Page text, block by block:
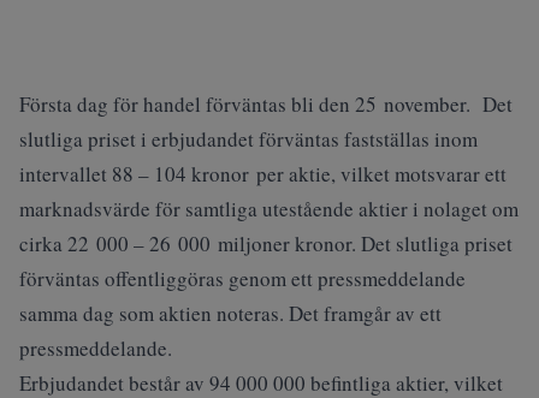
Första dag för handel förväntas bli den 25 november. Det
slutliga priset i erbjudandet förväntas fastställas inom
intervallet 88 – 104 kronor per aktie, vilket motsvarar ett
marknadsvärde för samtliga utestående aktier i nolaget om
cirka 22 000 – 26 000 miljoner kronor. Det slutliga priset
förväntas offentliggöras genom ett pressmeddelande
samma dag som aktien noteras. Det framgår av ett
pressmeddelande.
Erbjudandet består av 94 000 000 befintliga aktier, vilket